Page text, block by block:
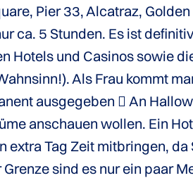
Pier 33, Alcatraz,
ca. 5 Stunden. Es ist
Hotels und Casinos sowie
Als Frau kommt
ausgegeben  An
anschauen wollen. Ein
extra Tag Zeit mitbringen,
sind es nur ein paar